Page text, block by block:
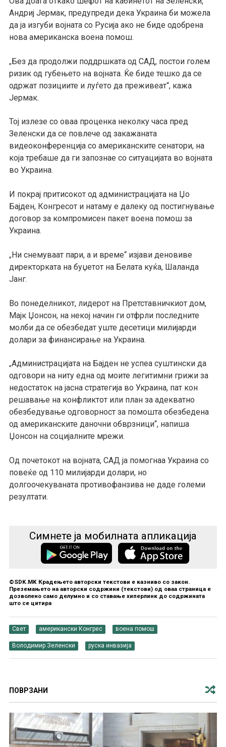
Андриј Јермак, предупреди дека Украина би можела
да ја изгуби војната со Русија ако не биде одобрена
нова американска воена помош.
„Без да продолжи поддршката од САД, постои голем
ризик од губењето на војната. Ќе биде тешко да се
одржат позициите и луѓето да преживеат“, кажа
Јермак.
Тој излезе со оваа проценка неколку часа пред
Зеленски да се повлече од закажаната
видеоконференција со американските сенатори, на
која требаше да ги запознае со ситуацијата во војната
во Украина.
И покрај притисокот од администрацијата на Џо
Бајден, Конгресот и натаму е далеку од постигнување
договор за компромисен пакет воена помош за
Украина.
„Ни снемуваат пари, а и време“ изјави деновиве
директорката на буџетот на Белата куќа, Шаланда
Јанг.
Во понеделникот, лидерот на Претставничкиот дом,
Мајк Џонсон, на некој начин ги отфрли последните
молби да се обезбедат уште десетици милијарди
долари за финансирање на Украина.
„Администрацијата на Бајден не успеа суштински да
одговори на ниту една од моите легитимни грижи за
недостаток на јасна стратегија во Украина, пат кон
решавање на конфликтот или план за адекватно
обезбедување одговорност за помошта обезбедена
од американските даночни обврзници“, напиша
Џонсон на социјалните мрежи.
Од почетокот на војната, САД ја помогнаа Украина со
повеќе од 110 милијарди долари, но
долгоочекуваната противофанзива не даде големи
резултати.
Симнете ја мобилната апликација
©SDK.MK Крадењето авторски текстови е казниво со закон.
Преземањето на авторски содржини (текстови) од оваа страница е
дозволено само делумно и со ставање хиперлинк до содржината
што се цитира
Свет американски Конгрес воена помош
Володимир Зеленски руска инвазија
ПОВРЗАНИ